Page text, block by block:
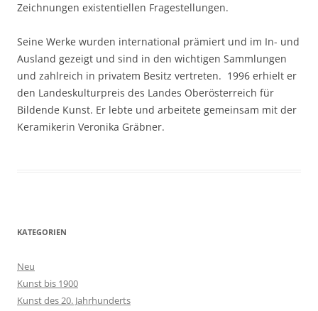
Zeichnungen existentiellen Fragestellungen.
Seine Werke wurden international prämiert und im In- und
Ausland gezeigt und sind in den wichtigen Sammlungen
und zahlreich in privatem Besitz vertreten. 1996 erhielt er
den Landeskulturpreis des Landes Oberösterreich für
Bildende Kunst. Er lebte und arbeitete gemeinsam mit der
Keramikerin Veronika Gräbner.
KATEGORIEN
Neu
Kunst bis 1900
Kunst des 20. Jahrhunderts